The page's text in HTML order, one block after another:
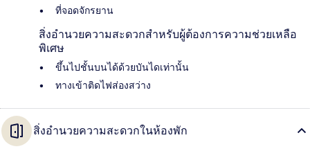
ที่จอดจักรยาน
สิ่งอำนวยความสะดวกสำหรับผู้ต้องการความช่วยเหลือ
พิเศษ
ขึ้นไปชั้นบนได้ด้วยบันไดเท่านั้น
ทางเข้าติดไฟส่องสว่าง
สิ่งอำนวยความสะดวกในห้องพัก